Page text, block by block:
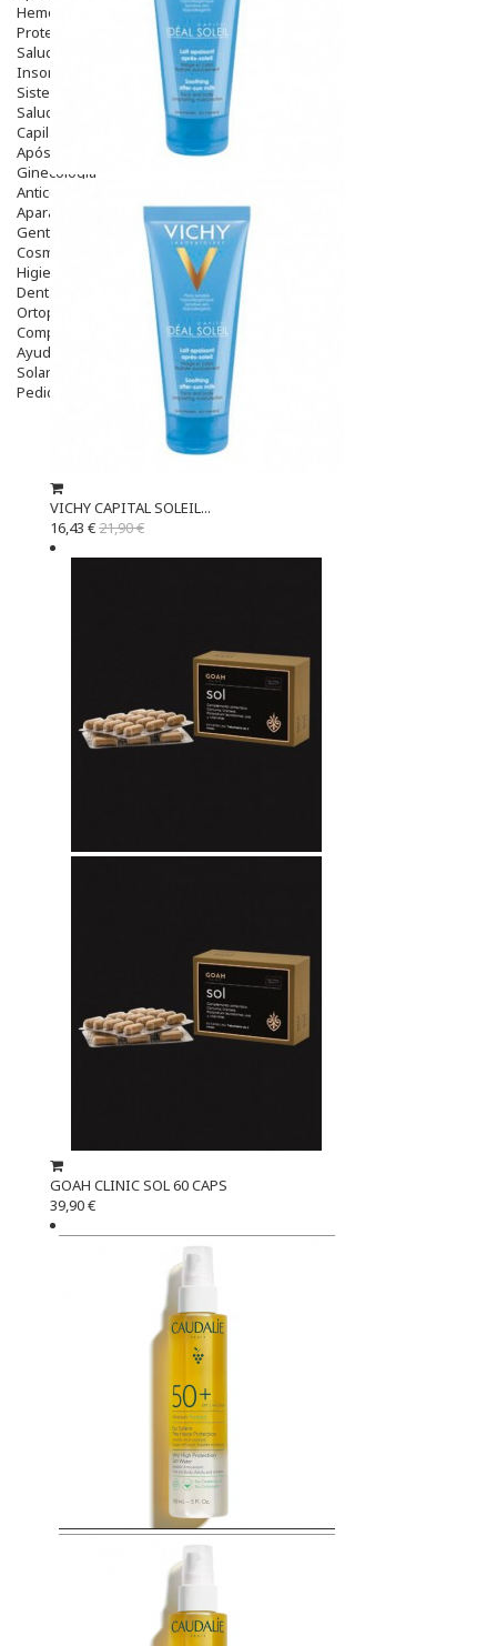
Hemorroides
Protectores Y Emolientes
Salud
Insomnio
Sistema Nervioso
Salud Bucodental
Capilar
Apósitos
Ginecología
Anticonceptivos
Aparato Genital
Gente Mayor
Cosmética
Higiene
Dentales
Ortopedia
Complementos Nutricionales.
Ayudas
Solares
Pedido express
VICHY CAPITAL SOLEIL...
16,43 €21,90 €
GOAH CLINIC SOL 60 CAPS
39,90 €